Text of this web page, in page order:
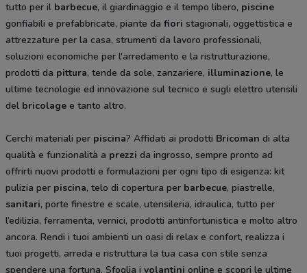
tutto per il barbecue, il giardinaggio e il tempo libero, piscine
gonfiabili e prefabbricate, piante da fiori stagionali, oggettistica e
attrezzature per la casa, strumenti da lavoro professionali,
soluzioni economiche per l'arredamento e la ristrutturazione,
prodotti da pittura, tende da sole, zanzariere, illuminazione, le
ultime tecnologie ed innovazione sul tecnico e sugli elettro utensili
del bricolage e tanto altro.
Cerchi materiali per piscina? Affidati ai prodotti Bricoman di alta
qualità e funzionalità a prezzi da ingrosso, sempre pronto ad
offrirti nuovi prodotti e formulazioni per ogni tipo di esigenza: kit
pulizia per piscina, telo di copertura per barbecue, piastrelle,
sanitari, porte finestre e scale, utensileria, idraulica, tutto per
l’edilizia, ferramenta, vernici, prodotti antinfortunistica e molto altro
ancora. Rendi i tuoi ambienti un oasi di relax e confort, realizza i
tuoi progetti, arreda e ristruttura la tua casa con stile senza
spendere una fortuna. Sfoglia i volantini online e scopri le ultime